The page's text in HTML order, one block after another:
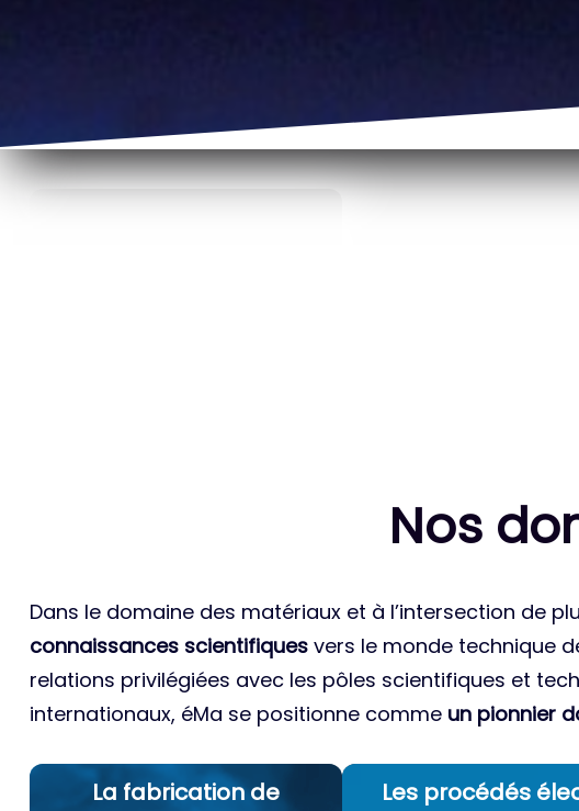
Nos
Dans le domaine des matériaux et à l’intersection de
connaissances scientifiques vers le monde technique
relations privilégiées avec les pôles scientifiques et
internationaux, éMa se positionne comme un pionnier
La fabrication de
Les procédés